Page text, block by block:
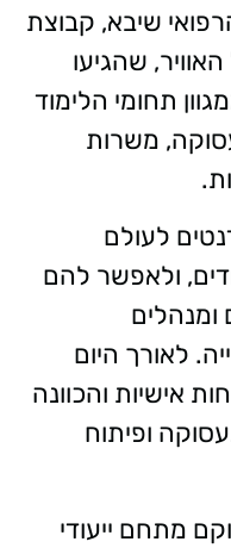
שיבא, קבוצת
שהגיעו
תחומי הלימוד
משרות
לעולם
ולאפשר להם
ומנהלים
לאורך היום
אישיות והכוונה
ופיתוח
מתחם ייעודי